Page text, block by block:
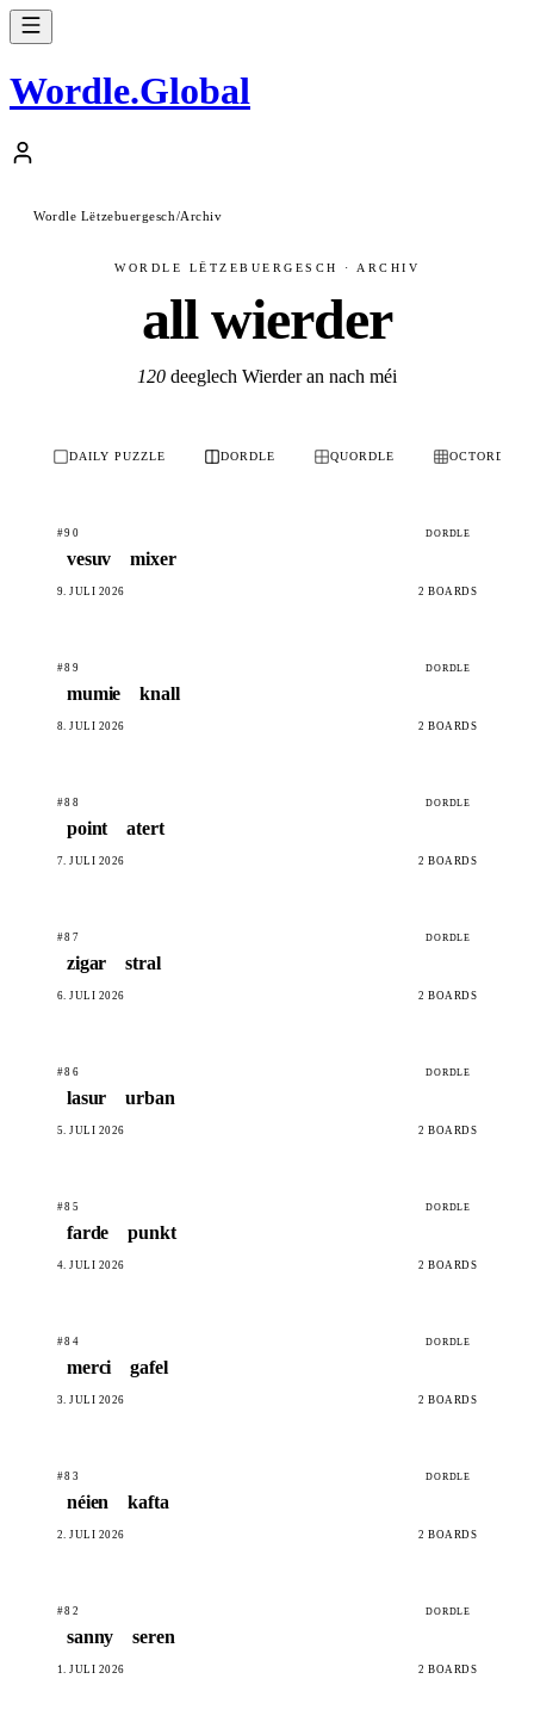
Wordle.Global
Wordle Lëtzebuergesch/Archiv
WORDLE LËTZEBUERGESCH · ARCHIV
all wierder
120 deeglech Wierder an nach méi
DAILY PUZZLE DORDLE QUORDLE OCTORDLE
#90 DORDLE
vesuv mixer
9. JULI 2026 2 BOARDS
#89 DORDLE
mumie knall
8. JULI 2026 2 BOARDS
#88 DORDLE
point atert
7. JULI 2026 2 BOARDS
#87 DORDLE
zigar stral
6. JULI 2026 2 BOARDS
#86 DORDLE
lasur urban
5. JULI 2026 2 BOARDS
#85 DORDLE
farde punkt
4. JULI 2026 2 BOARDS
#84 DORDLE
merci gafel
3. JULI 2026 2 BOARDS
#83 DORDLE
néien kafta
2. JULI 2026 2 BOARDS
#82 DORDLE
sanny seren
1. JULI 2026 2 BOARDS